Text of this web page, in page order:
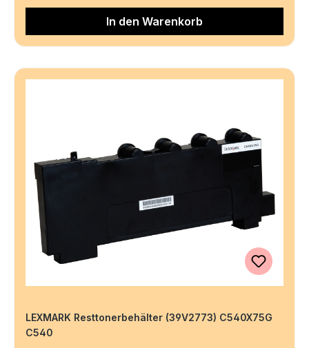
In den Warenkorb
LEXMARK Resttonerbehälter (39V2773) C540X75G
C540